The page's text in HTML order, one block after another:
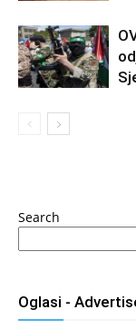
Search
Oglasi -